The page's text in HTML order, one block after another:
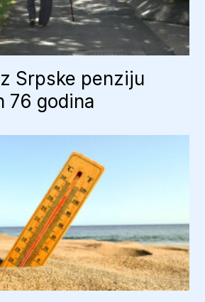
Srpske penziju
76 godina